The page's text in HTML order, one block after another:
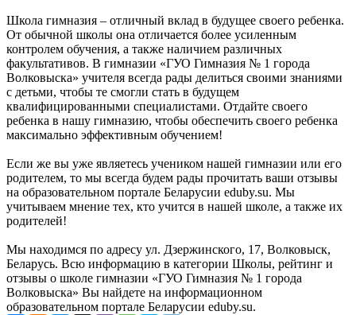
Школа гимназия – отличный вклад в будущее своего ребенка.
От обычной школы она отличается более усиленным
контролем обучения, а также наличием различных
факультативов. В гимназии «ГУО Гимназия № 1 города
Волковыска» учителя всегда рады делиться своими знаниями
с детьми, чтобы те смогли стать в будущем
квалифицированными специалистами. Отдайте своего
ребенка в нашу гимназию, чтобы обеспечить своего ребенка
максимально эффективным обучением!
Если же вы уже являетесь учеником нашей гимназии или его
родителем, то мы всегда будем рады прочитать ваши отзывы
на образовательном портале Беларусии eduby.su. Мы
учитываем мнение тех, кто учится в нашей школе, а также их
родителей!
Мы находимся по адресу ул. Дзержинского, 17, Волковыск,
Беларусь. Всю информацию в категории Школы, рейтинг и
отзывы о школе гимназии «ГУО Гимназия № 1 города
Волковыска» Вы найдете на информационном
образовательном портале Беларусии eduby.su.